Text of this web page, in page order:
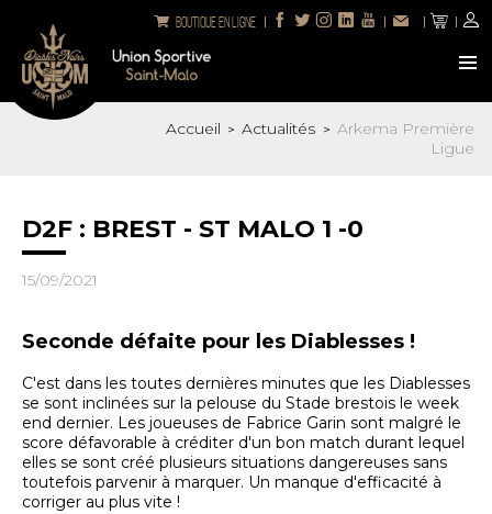
Boutique en ligne
Accueil > Actualités > Arkema Première
Ligue
D2F : BREST - ST MALO 1 -0
15/09/2021
Seconde défaite pour les Diablesses !
C'est dans les toutes dernières minutes que les Diablesses
se sont inclinées sur la pelouse du Stade brestois le week
end dernier. Les joueuses de Fabrice Garin sont malgré le
score défavorable à créditer d'un bon match durant lequel
elles se sont créé plusieurs situations dangereuses sans
toutefois parvenir à marquer. Un manque d'efficacité à
corriger au plus vite !